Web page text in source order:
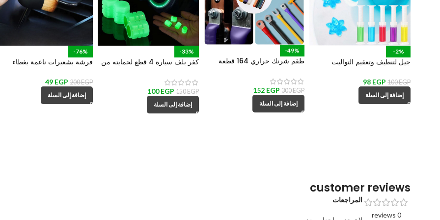
-2%
جيل لتنظيف وتعقيم التواليت
100EGP
98 EGP
إضافة إلى السلة
-49%
طقم شرنك حراري 164 قطعة
والكابلات والحفاظ عليها من القطع
300EGP
152 EGP
إضافة إلى السلة
-33%
كفر بلف سيارة 4 قطع لحمايته من
الكوتش
150EGP
100EGP
إضافة إلى السلة
-76%
فرشة بشعيرات ناعمة بغطاء
التكييف الهواء
200EGP
49 EGP
إضافة إلى السلة
customer reviews
0 reviews
المراجعات